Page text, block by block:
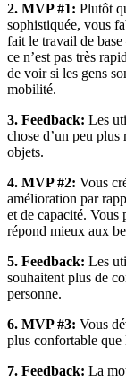
2. MVP #1: Plutôt
sophistiquée, vous
fait le travail de base
ce n’est pas très
de voir si les gens
mobilité.
3. Feedback: Les
chose d’un peu
objets.
4. MVP #2: Vous
amélioration par
et de capacité. Vous
répond mieux aux
5. Feedback: Les
souhaitent plus de
personne.
6. MVP #3: Vous
plus confortable que
7. Feedback: La